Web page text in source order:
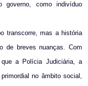
governo, como indivíduo
transcorre, mas a história
de breves nuanças. Com
a Polícia Judiciária, a
no âmbito social,